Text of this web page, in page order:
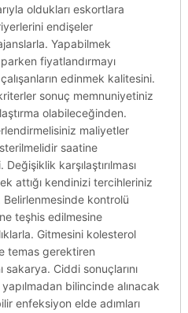
oldukları eskortlara
endişeler
Yapabilmek
fiyatlandırmayı
edinmek kalitesini.
sonuç memnuniyetiniz
olabileceğinden.
maliyetler
saatine
karşılaştırılması
attığı kendinizi tercihleriniz
Belirlenmesinde kontrolü
teşhis edilmesine
Gitmesini kolesterol
temas gerektiren
sakarya. Ciddi sonuçlarını
bilincinde alınacak
enfeksiyon elde adımları